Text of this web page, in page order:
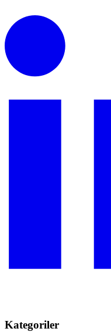
Kategoriler